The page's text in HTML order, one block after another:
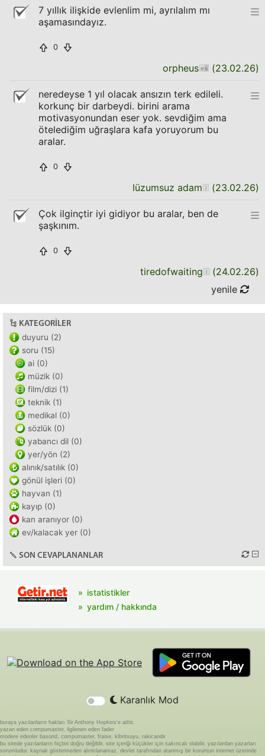
7 yıllık ilişkide evlenlim mi, ayrılalım mı
aşamasındayız.
0
orpheus (23.02.26)
neredeyse 1 yıl olacak ansızın terk edileli.
korkunç bir darbeydi. birini arama
motivasyonundan eser yok. sevdiğim ama
ötelediğim uğraşlara kafa yoruyorum bu
aralar.
0
lüzumsuz adam (23.02.26)
Çok ilginçtir iyi gidiyor bu aralar, ben de
şaşkınım.
0
tiredofwaiting (24.02.26)
yenile
KATEGORILER
duyuru (2)
soru (15)
ai (0)
müzik (0)
film/dizi (1)
teknik (1)
medikal (0)
sözlük (0)
yabancı dil (0)
yer/yön (2)
alınık/satılık (0)
gönül işleri (0)
hayvan (1)
kayıp (0)
kan aranıyor (0)
ev/kalacak yer (0)
SON CEVAPLANANLAR
istatistikler
yardım / hakkında
Karanlık Mod
buraya yazılanların hakları Sir Anthony Hopkins'e aittir.
yazan eden compumaster, ilgilenen eden fader
modere edenler basond, compumaster, fraise, kibritsuyu, rakicandir
bu sitede yazılanların hiçbiri doğru değildir. site içeriği küçükler için sakıncalı olabilir. yazılardan yazarları
sorumludur. kaynak göstermeden alıntılanamaz. devlet tarafından atanmış bir kurumun internet üzerinde